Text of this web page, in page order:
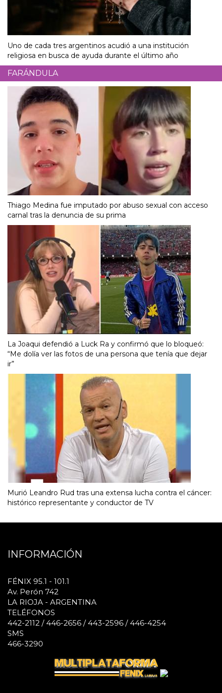
Uno de cada tres argentinos acudió a una institución
religiosa en busca de ayuda durante el último año
FARÁNDULA
Thiago Medina fue imputado por abuso sexual con acceso
carnal tras la denuncia de su prima
La Joaqui defendió a Luck Ra y confirmó que lo bloqueó:
“Me dolía ver las fotos de una persona que tenía que dejar
ir”
Murió Leandro Rud tras una extensa lucha contra el cáncer:
histórico representante y conductor de TV
INFORMACIÓN
FÉNIX 95.1 - 101.1
Av. Perón 742
LA RIOJA - ARGENTINA
TELÉFONOS
442-2112 / 446-2656 / 443-2596 / 446-4254
SMS
466-3290